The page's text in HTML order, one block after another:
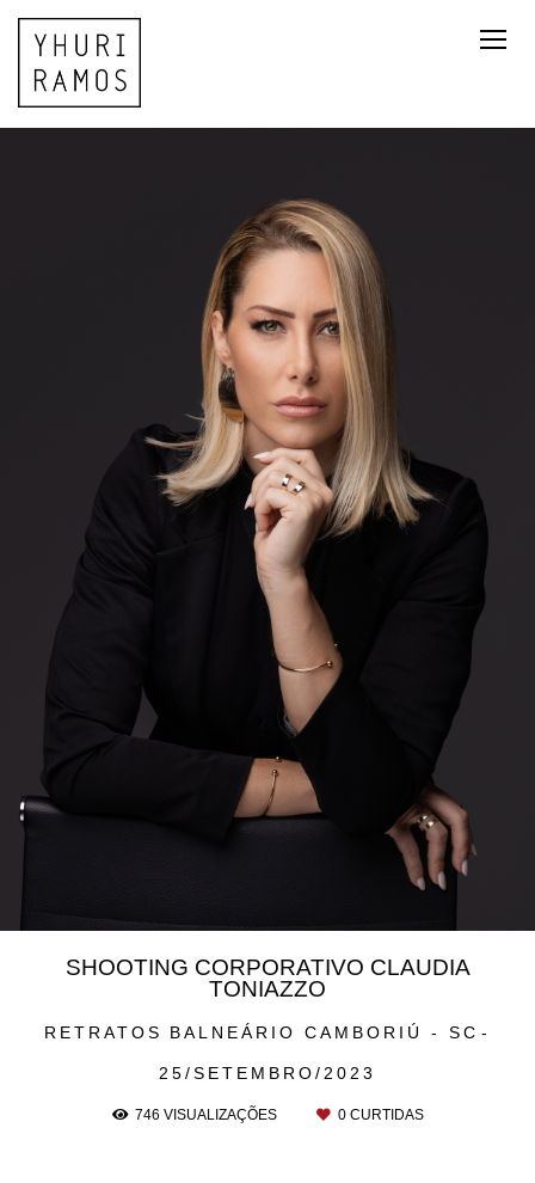
RETRATOS BALNEÁRIO CAMBORIÚ - SC
25/SETEMBRO/2023
SHOOTING CORPORATIVO CLAUDIA
TONIAZZO
746 VISUALIZAÇÕES 0CURTIDAS